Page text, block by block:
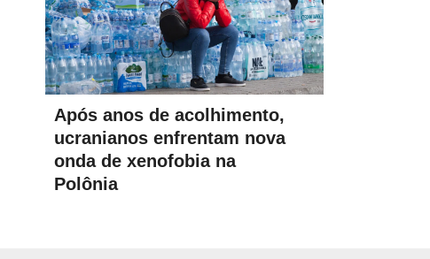
Após anos de acolhimento,
ucranianos enfrentam nova
onda de xenofobia na
Polônia